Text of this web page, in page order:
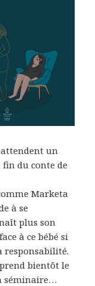
un
fin du conte de
Marketa
à se
plus son
à ce bébé si
responsabilité.
bientôt le
séminaire…